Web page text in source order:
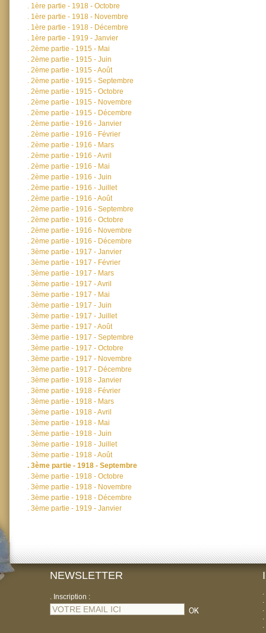
. 1ère partie - 1918 - Octobre
. 1ère partie - 1918 - Novembre
. 1ère partie - 1918 - Décembre
. 1ère partie - 1919 - Janvier
. 2ème partie - 1915 - Mai
. 2ème partie - 1915 - Juin
. 2ème partie - 1915 - Août
. 2ème partie - 1915 - Septembre
. 2ème partie - 1915 - Octobre
. 2ème partie - 1915 - Novembre
. 2ème partie - 1915 - Décembre
. 2ème partie - 1916 - Janvier
. 2ème partie - 1916 - Février
. 2ème partie - 1916 - Mars
. 2ème partie - 1916 - Avril
. 2ème partie - 1916 - Mai
. 2ème partie - 1916 - Juin
. 2ème partie - 1916 - Juillet
. 2ème partie - 1916 - Août
. 2ème partie - 1916 - Septembre
. 2ème partie - 1916 - Octobre
. 2ème partie - 1916 - Novembre
. 2ème partie - 1916 - Décembre
. 3ème partie - 1917 - Janvier
. 3ème partie - 1917 - Février
. 3ème partie - 1917 - Mars
. 3ème partie - 1917 - Avril
. 3ème partie - 1917 - Mai
. 3ème partie - 1917 - Juin
. 3ème partie - 1917 - Juillet
. 3ème partie - 1917 - Août
. 3ème partie - 1917 - Septembre
. 3ème partie - 1917 - Octobre
. 3ème partie - 1917 - Novembre
. 3ème partie - 1917 - Décembre
. 3ème partie - 1918 - Janvier
. 3ème partie - 1918 - Février
. 3ème partie - 1918 - Mars
. 3ème partie - 1918 - Avril
. 3ème partie - 1918 - Mai
. 3ème partie - 1918 - Juin
. 3ème partie - 1918 - Juillet
. 3ème partie - 1918 - Août
. 3ème partie - 1918 - Septembre
. 3ème partie - 1918 - Octobre
. 3ème partie - 1918 - Novembre
. 3ème partie - 1918 - Décembre
. 3ème partie - 1919 - Janvier
NEWSLETTER
. Inscription :
.
.
.
.
.